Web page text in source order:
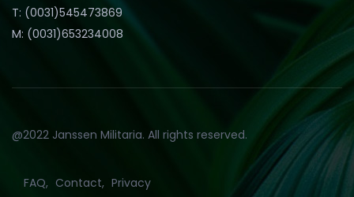
T: (0031)545473869
M: (0031)653234008
@2022 Janssen Militaria. All rights reserved.
FAQ Contact Privacy